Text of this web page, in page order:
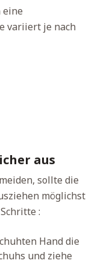
variiert je nach
aus
sollte die
möglichst
:
Hand die
und ziehe